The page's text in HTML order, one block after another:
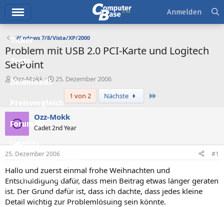
Ticker
Tests
Downloads
Forum
Aktuelles
Empfohlene Inhalte
Neue Beiträge
Neueste Aktivitäten
Anmelden
Windows 7/8/Vista/XP/2000
Problem mit USB 2.0 PCI-Karte und Logitech
SetPoint
E
t
e
l
e
Ozz-Mokk
E
t
e
l
a
m
25. Dezember 2006
1 von 2
Nächste
O Ozz-Mokk
Cadet 2nd Year
25. Dezember 2006 #1
Hallo und zuerst einmal frohe Weihnachten und
Entschuldigung dafür, dass mein Beitrag etwas länger geraten
ist. Der Grund dafür ist, dass ich dachte, dass jedes kleine
Detail wichtig zur Problemlösuing sein könnte.